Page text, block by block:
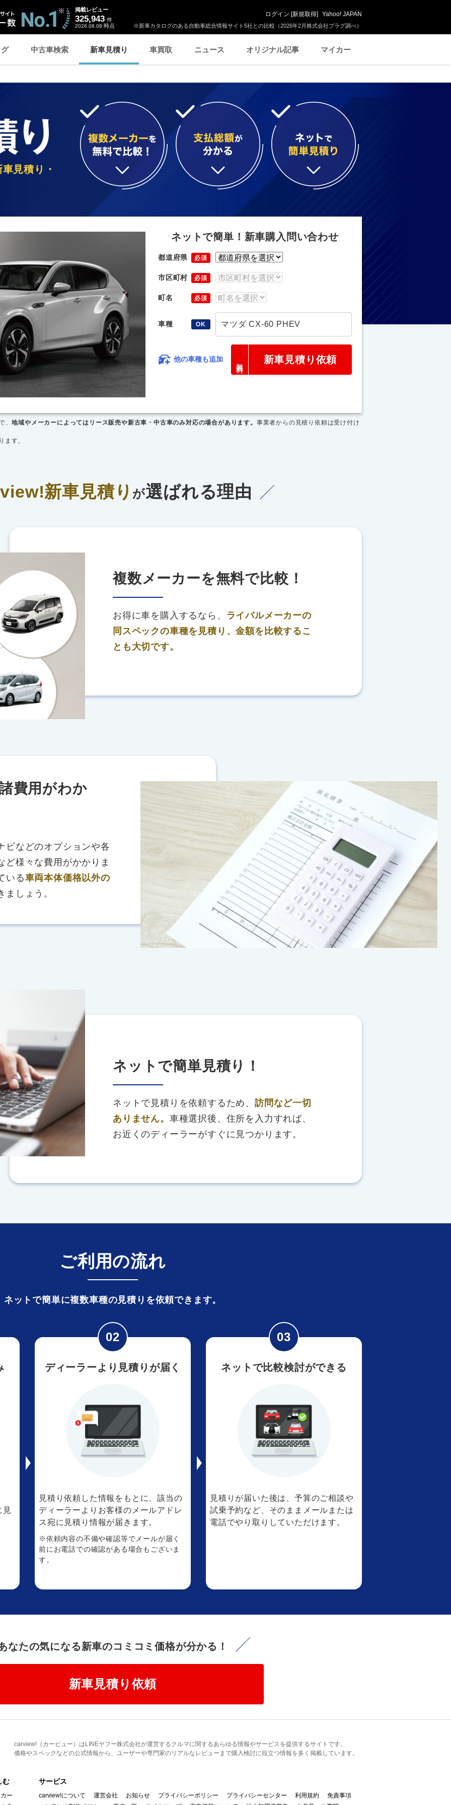
※新車カタログのある自動車総合情報サイト5社との比較（2026年2月株式会社プラグ調べ）
掲載レビュー
325,943 件
2026.08.08 時点
ログイン [新規取得] Yahoo! JAPAN
中古車検索 新車見積り 車買取 ニュース オリジナル記事 マイカー
見積り・
ネットで簡単！新車購入問い合わせ
都道府県 必須
市区町村 必須
町名 必須
車種 OK マツダ CX-60 PHEV
他の車種も追加 新車見積り依頼
、地域やメーカーによってはリース販売や新古車・中古車のみ対応の場合があります。 事業者からの見積り依頼は受け付け
ます。
新車見積り が選ばれる理由
複数メーカーを無料で比較！
お得に車を購入するなら、
ライバルメーカーの
同スペックの車種を見積り、金額を比較するこ
とも大切です。
費用がわか
ビなどのオプションや各
ど様々な費用がかかりま
いる車両本体価格以外の
ましょう。
ネットで簡単見積り！
ネットで見積りを依頼するため、 訪問など一切
ありません。 車種選択後、住所を入力すれば、
お近くのディーラーがすぐに見つかります。
ご利用の流れ
ネットで簡単に複数車種の見積りを依頼できます。
見
ディーラーより見積りが届く
見積り依頼した情報をもとに、該当の
ディーラーよりお客様のメールアドレ
ス宛に見積り情報が届きます。
※依頼内容の不備や確認等でメールが届く
前にお電話での確認がある場合もございま
す。
ネットで比較検討ができる
見積りが届いた後は、予算のご相談や
試乗予約など、そのままメールまたは
電話でやり取りしていただけます。
なたの気になる新車のコミコミ価格が分かる！
新車見積り依頼
carview!（カービュー）はLINEヤフー株式会社が運営するクルマに関するあらゆる情報やサービスを提供するサイトです。
価格やスペックなどの公式情報から、ユーザーや専門家のリアルなレビューまで購入検討に役立つ情報を多く掲載しています。
む
ー
サービス
carview!について 運営会社 お知らせ プライバシーポリシー プライバシーセンター 利用規約
免責事項